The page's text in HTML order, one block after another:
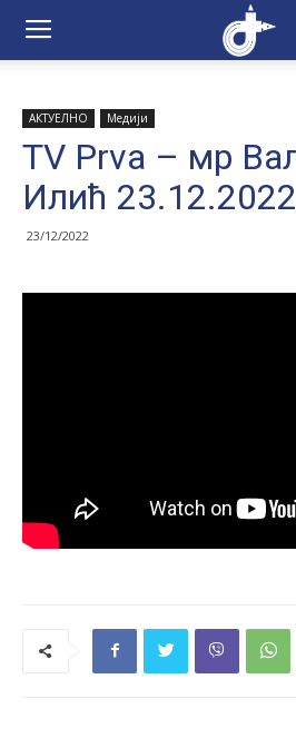
АКТУЕЛНО Медији
TV Prva – мр
Илић
23/12/2022